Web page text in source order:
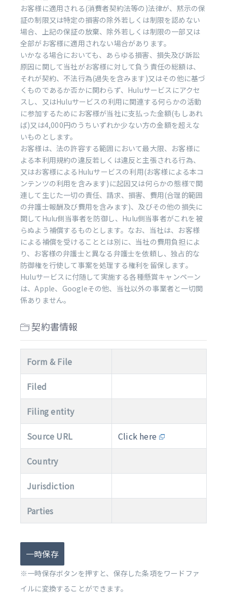
お客様に適用される(消費者契約法等の)法律が、黙示の保
証の制限又は特定の損害の除外若しくは制限を認めない
場合、上記の保証の放棄、除外若しくは制限の一部又は
全部がお客様に適用されない場合があります。
いかなる場合においても、あらゆる損害、損失及び訴訟
原因に関して当社がお客様に対して負う責任の総額は、
それが契約、不法行為(過失を含みます)又はその他に基づ
くものであるか否かに関わらず、Huluサービスにアクセ
スし、又はHuluサービスの利用に関連する何らかの活動
に参加するためにお客様が当社に支払った金額(もしあれ
ば)又は4,000円のうちいずれか少ない方の金額を超えな
いものとします。
お客様は、法の許容する範囲において最大限、お客様に
よる本利用規約の違反若しくは違反と主張される行為、
又はお客様によるHuluサービスの利用(お客様による本コ
ンテンツの利用を含みます)に起因又は何らかの態様で関
連して生じた一切の責任、請求、損害、費用(合理的範囲
の弁護士報酬及び費用を含みます)、及びその他の損失に
関してHulu側当事者を防御し、Hulu側当事者がこれを被
らぬよう補償するものとします。なお、当社は、お客様
による補償を受けることとは別に、当社の費用負担によ
り、お客様の弁護士と異なる弁護士を依頼し、独占的な
防御権を行使して事案を処理する権利を留保します。
Huluサービスに付随して実施する各種懸賞キャンペーン
は、Apple、Googleその他、当社以外の事業者と一切関
係ありません。
契約書情報
Form & File
Filed
Filing entity
Source URL Click here
Country
Jurisdiction
Parties
一時保存
※一時保存ボタンを押すと、保存した条項をワードファ
イルに変換することができます。